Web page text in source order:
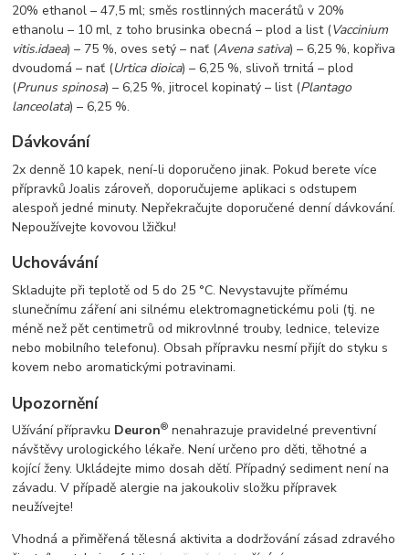
20% ethanol – 47,5 ml; směs rostlinných macerátů v 20%
ethanolu – 10 ml, z toho brusinka obecná – plod a list (Vaccinium
vitis.idaea) – 75 %, oves setý – nať (Avena sativa) – 6,25 %, kopřiva
dvoudomá – nať (Urtica dioica) – 6,25 %, slivoň trnitá – plod
(Prunus spinosa) – 6,25 %, jitrocel kopinatý – list (Plantago
lanceolata) – 6,25 %.
Dávkování
2x denně 10 kapek, není-li doporučeno jinak. Pokud berete více
přípravků Joalis zároveň, doporučujeme aplikaci s odstupem
alespoň jedné minuty. Nepřekračujte doporučené denní dávkování.
Nepoužívejte kovovou lžičku!
Uchovávání
Skladujte při teplotě od 5 do 25 °C. Nevystavujte přímému
slunečnímu záření ani silnému elektromagnetickému poli (tj. ne
méně než pět centimetrů od mikrovlnné trouby, lednice, televize
nebo mobilního telefonu). Obsah přípravku nesmí přijít do styku s
kovem nebo aromatickými potravinami.
Upozornění
Užívání přípravku Deuron® nenahrazuje pravidelné preventivní
návštěvy urologického lékaře. Není určeno pro děti, těhotné a
kojící ženy. Ukládejte mimo dosah dětí. Případný sediment není na
závadu. V případě alergie na jakoukoliv složku přípravek
neužívejte!
Vhodná a přiměřená tělesná aktivita a dodržování zásad zdravého